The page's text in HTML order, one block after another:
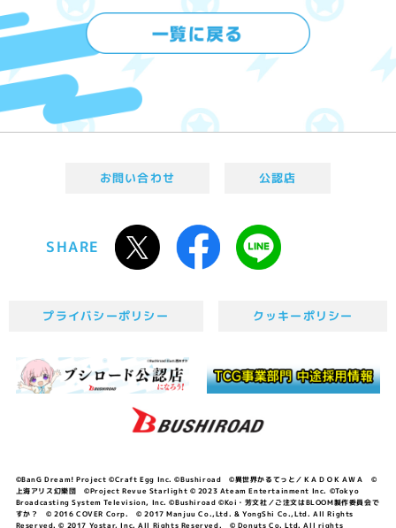
お問い合わせ 公認店
SHARE
プライバシーポリシー クッキーポリシー
©BanG Dream! Project ©Craft Egg Inc. ©Bushiroad ©異世界かるてっと／ＫＡＤＯＫＡＷＡ ©
上海アリス幻樂団 ©Project Revue Starlight © 2023 Ateam Entertainment Inc. ©Tokyo
Broadcasting System Television, Inc. ©Bushiroad ©Koi・芳文社／ご注文はBLOOM製作委員会で
すか？ © 2016 COVER Corp. © 2017 Manjuu Co.,Ltd. & YongShi Co.,Ltd. All Rights
Reserved. © 2017 Yostar, Inc. All Rights Reserved. © Donuts Co. Ltd. All rights